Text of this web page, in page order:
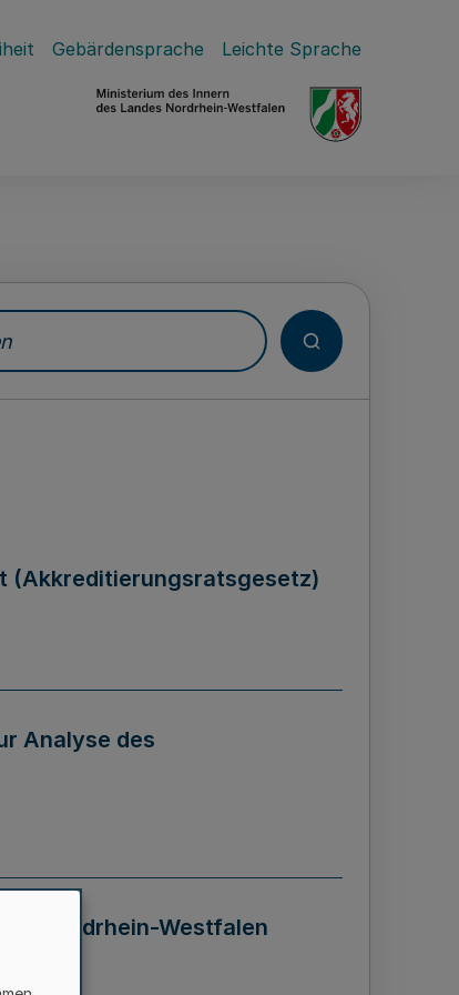
Gebärdensprache Leichte Sprache
(Akkreditierungsratsgesetz)
Analyse des
Nordrhein-Westfalen